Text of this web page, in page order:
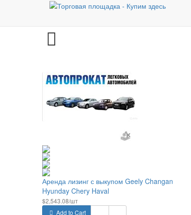
Аренда лизинг с выкупом Geely Changan
Hyunday Chery Haval
$2,543.08/шт
Add to Cart